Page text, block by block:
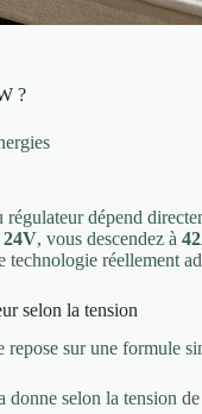
?
dépend
24V, vous descendez à
technologie réellement
selon la tension
repose sur une formule
selon la tension